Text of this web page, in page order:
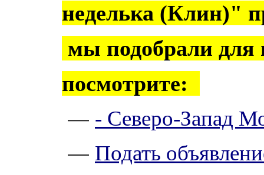
неделька (Клин)"
мы подобрали для
посмотрите:
— - Северо-Запад
— Подать